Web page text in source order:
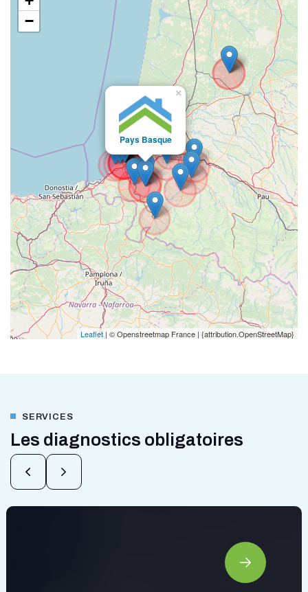
Pays Basque
×
−
Leaflet| © Openstreetmap France | {attribution.OpenStreetMap}
SERVICES
Les diagnostics obligatoires